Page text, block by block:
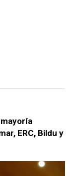
ERC, Bildu y